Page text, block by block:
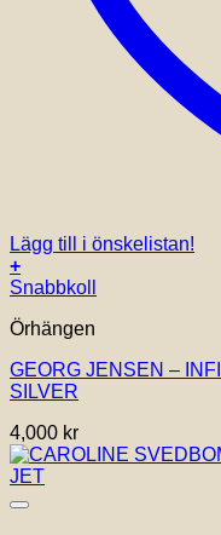
Lägg till i önskelistan!
+
Snabbkoll
Örhängen
GEORG JENSEN –
SILVER
4,000 kr